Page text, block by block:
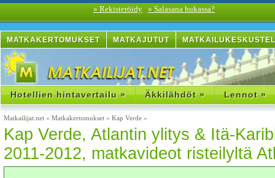
» Rekisteröidy » Salasana hukassa?
MATKAKERTOMUKSET MATKAJUTUT
Hotellien hintavertailu » Äkkilähdöt » Lennot »
Matkailijat.net » Matkakertomukset » Kap Verde »
Kap Verde, Atlantin ylitys & Itä-
2011-2012, matkavideot risteilyltä